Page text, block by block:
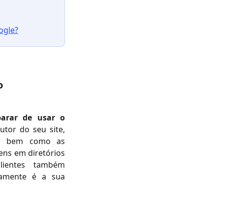
de usar o
do seu site,
bem como as
em diretórios
também
é a sua